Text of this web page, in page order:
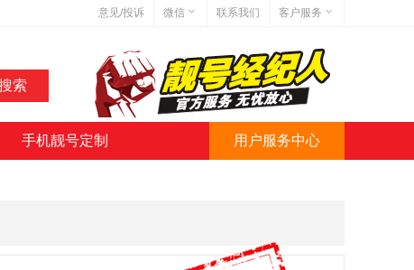
意见/投诉 微信
微信号:jihaoba999
联系我们
客户服务
网站地图
网站简介
手机靓号定制 用户服务中心